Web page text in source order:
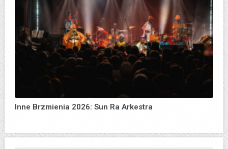
Inne Brzmienia 2026: Sun Ra Arkestra